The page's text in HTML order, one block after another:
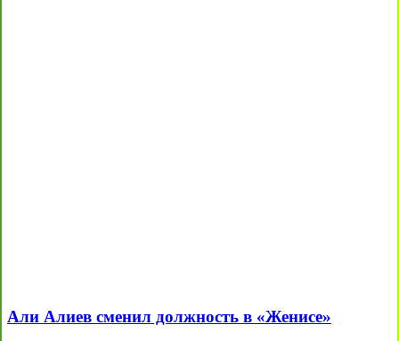
Али Алиев сменил должность в «Женисе»